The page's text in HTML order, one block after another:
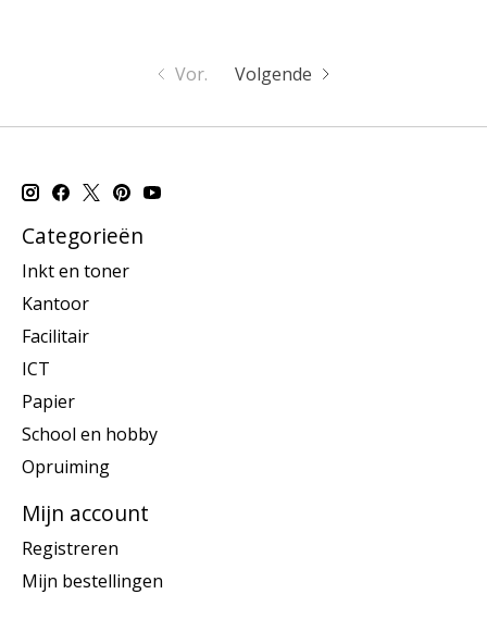
Vor. Volgende
Categorieën
Inkt en toner
Kantoor
Facilitair
ICT
Papier
School en hobby
Opruiming
Mijn account
Registreren
Mijn bestellingen